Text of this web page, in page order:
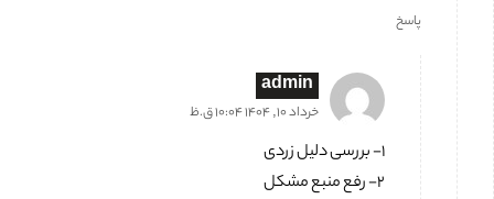
پاسخ
admin
خرداد 10, 1404 10:04 ق.ظ
۱- بررسی دلیل زردی
۲- رفع منبع مشکل